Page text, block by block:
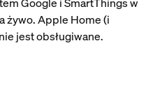
żywo. Apple Home (i
jest obsługiwane.